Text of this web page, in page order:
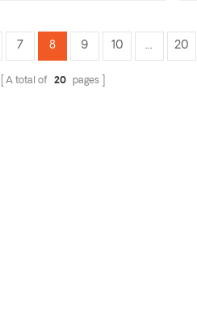
بالقضبان في مجموعة كاملة . من
7 8 9 10 ... 20
A total of 20 pages